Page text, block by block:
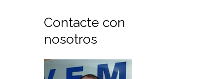
Contacte con
nosotros